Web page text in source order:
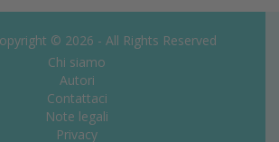
© 2026 - All Rights Reserved
Chi siamo
Autori
Contattaci
Note legali
Privacy